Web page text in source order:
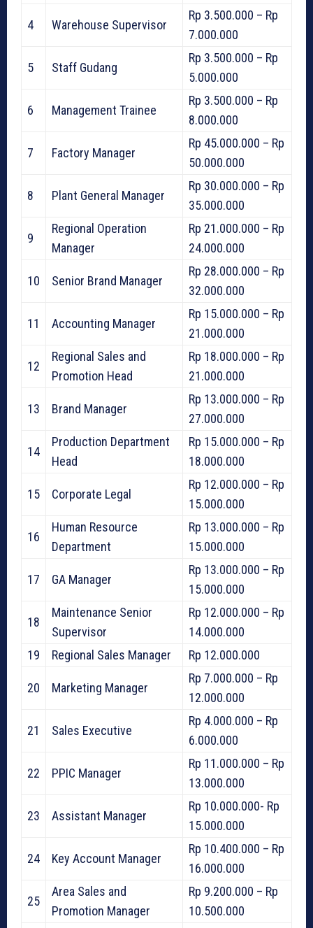
4 Warehouse Supervisor
Rp 3.500.000 – Rp
7.000.000
5 Staff Gudang
Rp 3.500.000 – Rp
5.000.000
6 Management Trainee
Rp 3.500.000 – Rp
8.000.000
7 Factory Manager
Rp 45.000.000 – Rp
50.000.000
8 Plant General Manager
Rp 30.000.000 – Rp
35.000.000
9
Regional Operation
Manager
Rp 21.000.000 – Rp
24.000.000
10 Senior Brand Manager
Rp 28.000.000 – Rp
32.000.000
11 Accounting Manager
Rp 15.000.000 – Rp
21.000.000
12
Regional Sales and
Promotion Head
Rp 18.000.000 – Rp
21.000.000
13 Brand Manager
Rp 13.000.000 – Rp
27.000.000
14
Production Department
Head
Rp 15.000.000 – Rp
18.000.000
15 Corporate Legal
Rp 12.000.000 – Rp
15.000.000
16
Human Resource
Department
Rp 13.000.000 – Rp
15.000.000
17 GA Manager
Rp 13.000.000 – Rp
15.000.000
18
Maintenance Senior
Supervisor
Rp 12.000.000 – Rp
14.000.000
19
Regional Sales Manager Rp 12.000.000
20 Marketing Manager
Rp 7.000.000 – Rp
12.000.000
21 Sales Executive
Rp 4.000.000 – Rp
6.000.000
22 PPIC Manager
Rp 11.000.000 – Rp
13.000.000
23 Assistant Manager
Rp 10.000.000- Rp
15.000.000
24 Key Account Manager
Rp 10.400.000 – Rp
16.000.000
25
Area Sales and
Promotion Manager
Rp 9.200.000 – Rp
10.500.000